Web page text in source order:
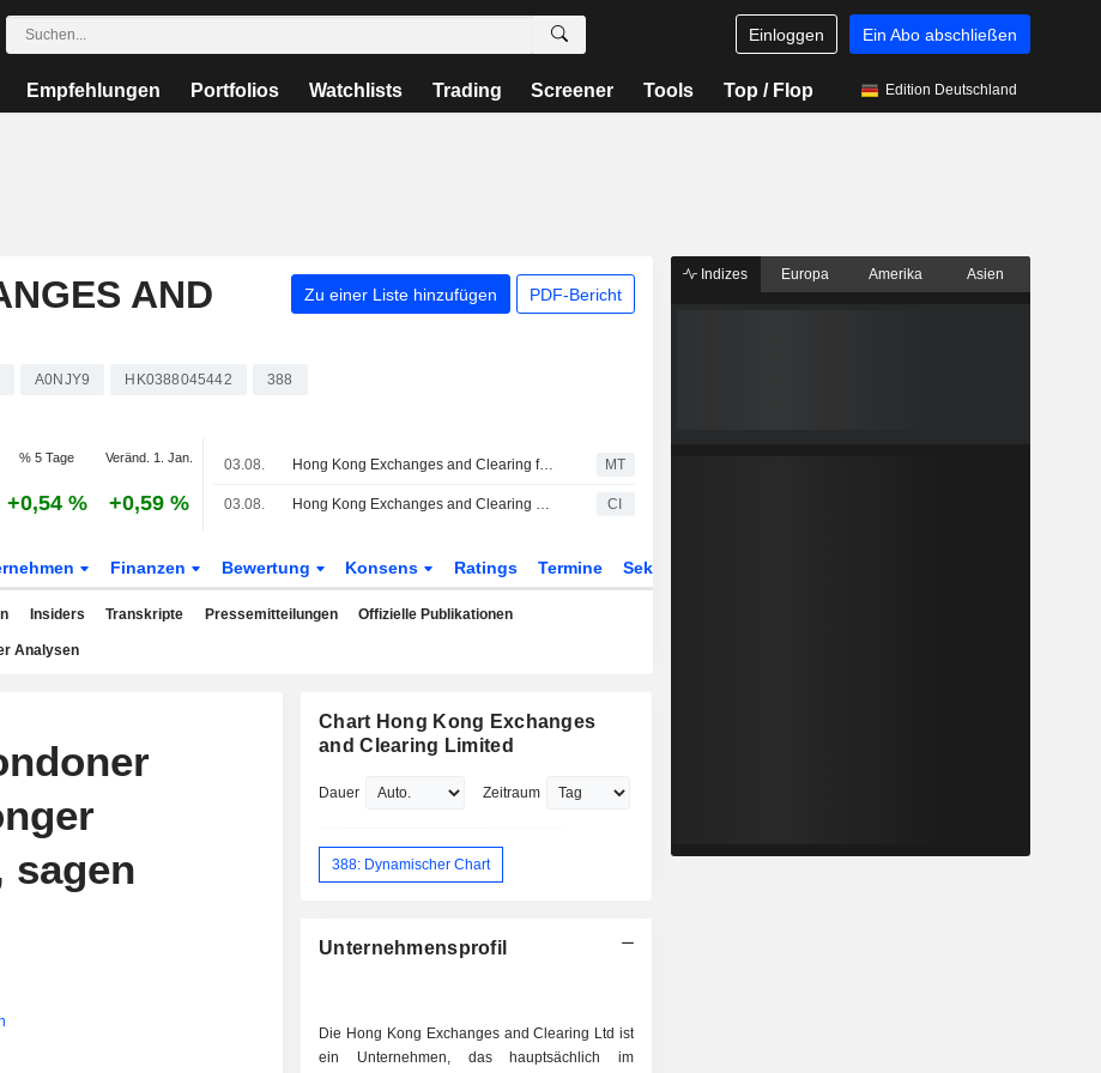
Einloggen Ein Abo abschließen
Empfehlungen Portfolios Watchlists Trading Screener Tools Top / Flop Edition Deutschland
AND
Zu einer Liste hinzufügen PDF-Bericht
A0NJY9 HK0388045442 388
% 5 Tage Veränd. 1. Jan.
+0,54 % +0,59 %
03.08. Hong Kong Exchanges and Clearing führt Fünfjahres-Futures auf chinesische Staatsanleihen ein MT
03.08. Hong Kong Exchanges and Clearing Limited führt Fünfjahres-Futures auf chinesische Staatsanleihen ein CI
Finanzen Bewertung Konsens Ratings Termine Sektor
Insiders Transkripte Pressemitteilungen Offizielle Publikationen
Analysen
sagen
Chart Hong Kong Exchanges
and Clearing Limited
Dauer Zeitraum
388: Dynamischer Chart
Unternehmensprofil
Die Hong Kong Exchanges and Clearing Ltd ist
ein Unternehmen, das hauptsächlich im
Indizes Europa Amerika Asien